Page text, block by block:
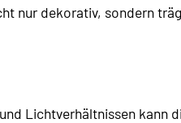
nur dekorativ, sondern
Lichtverhältnissen kann